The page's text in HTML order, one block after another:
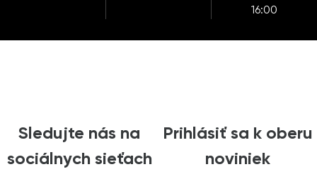
16:00
Sledujte nás na
sociálnych sieťach
Prihlásiť sa k oberu
noviniek